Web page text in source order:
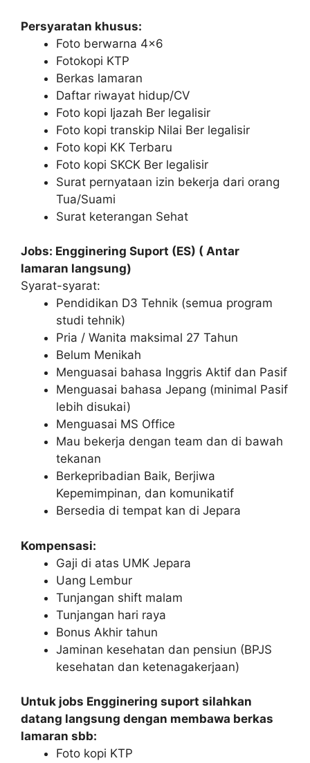
Persyaratan khusus:
Foto berwarna 4×6
Fotokopi KTP
Berkas lamaran
Daftar riwayat hidup/CV
Foto kopi Ijazah Ber legalisir
Foto kopi transkip Nilai Ber legalisir
Foto kopi KK Terbaru
Foto kopi SKCK Ber legalisir
Surat pernyataan izin bekerja dari orang
Tua/Suami
Surat keterangan Sehat
Jobs: Engginering Suport (ES) ( Antar
lamaran langsung)
Syarat-syarat:
Pendidikan D3 Tehnik (semua program
studi tehnik)
Pria / Wanita maksimal 27 Tahun
Belum Menikah
Menguasai bahasa Inggris Aktif dan Pasif
Menguasai bahasa Jepang (minimal Pasif
lebih disukai)
Menguasai MS Office
Mau bekerja dengan team dan di bawah
tekanan
Berkepribadian Baik, Berjiwa
Kepemimpinan, dan komunikatif
Bersedia di tempat kan di Jepara
Kompensasi:
Gaji di atas UMK Jepara
Uang Lembur
Tunjangan shift malam
Tunjangan hari raya
Bonus Akhir tahun
Jaminan kesehatan dan pensiun (BPJS
kesehatan dan ketenagakerjaan)
Untuk jobs Engginering suport silahkan
datang langsung dengan membawa berkas
lamaran sbb:
Foto kopi KTP